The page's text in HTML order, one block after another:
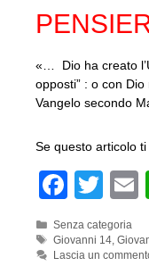
«… Dio ha creato
opposti” : o con
Vangelo secondo
Se questo articolo
F
c
T
wi
tt
Categorie
Senza categoria
Tag
Giovanni 14 ,
Lascia un